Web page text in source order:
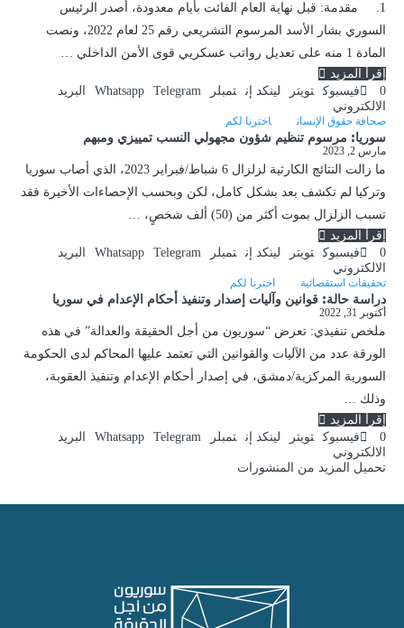
1. مقدمة: قبل نهاية العام الفائت بأيام معدودة، أصدر الرئيس
السوري بشار الأسد المرسوم التشريعي رقم 25 لعام 2022، ونصت
المادة 1 منه على تعديل رواتب عسكريي قوى الأمن الداخلي …
إقرأ المزيد
0
فيسبوك تويتر لينكد إن تمبلر Whatsapp Telegram
البريد
الالكتروني
صحافة حقوق الإنسان اخترنا لكم
سوريا: مرسوم تنظيم شؤون مجهولي النسب تمييزي ومبهم
مارس 2, 2023
ما زالت النتائج الكارثية لزلزال 6 شباط/فبراير 2023، الذي أصاب سوريا
وتركيا لم تكشف بعد بشكل كامل، لكن وبحسب الإحصاءات الأخيرة فقد
تسبب الزلزال بموت أكثر من (50) ألف شخصٍ، …
إقرأ المزيد
0
فيسبوك تويتر لينكد إن تمبلر Whatsapp Telegram
البريد
الالكتروني
تحقيقات استقصائية اخترنا لكم
دراسة حالة: قوانين وآليات إصدار وتنفيذ أحكام الإعدام في سوريا
أكتوبر 31, 2022
ملخص تنفيذي: تعرض “سوريون من أجل الحقيقة والعدالة” في هذه
الورقة عدد من الآليات والقوانين التي تعتمد عليها المحاكم لدى الحكومة
السورية المركزية/دمشق، في إصدار أحكام الإعدام وتنفيذ العقوبة،
وذلك …
إقرأ المزيد
0
فيسبوك تويتر لينكد إن تمبلر Whatsapp Telegram
البريد
الالكتروني
تحميل المزيد من المنشورات